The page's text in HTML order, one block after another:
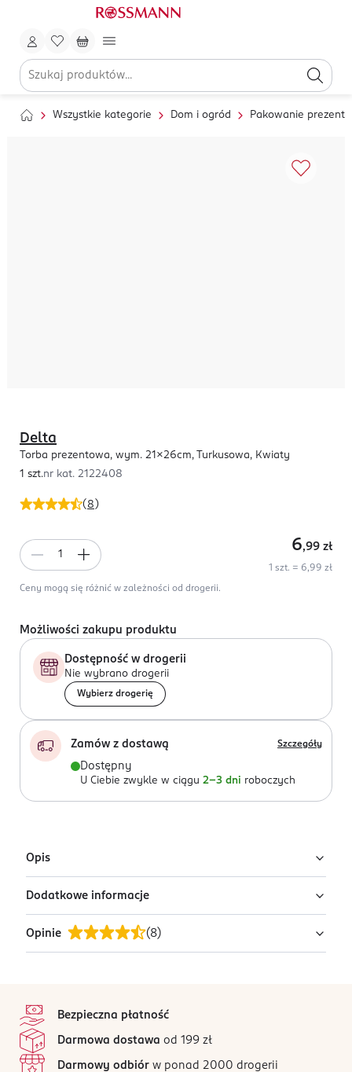
Wszystkie kategorie Dom i ogród Pakowanie
( 8 )
Delta
Torba prezentowa, wym. 21x26cm, Turkusowa, Kwiaty
1 szt.nr kat. 2122408
6,99 zł
1 szt. = 6,99 zł
Ceny mogą się różnić w zależności od drogerii.
Możliwości zakupu produktu
Dostępność w drogerii
Nie wybrano drogerii
Wybierz drogerię
Zamów z dostawą Szczegóły
Dostępny
U Ciebie zwykle w ciągu 2-3 dni roboczych
Opis
Turkusowa torba prezentowa z motywem białych
kwiatów.
Dodatkowe informacje
OSTRZEŻENIA DOTYCZĄCE BEZPIECZEŃSTWA
Torebka nie jest zabawką. Unikać kontaktu z wodą i
PRODUCENT/PODMIOT ODPOWIEDZIALNY
Delta-Graphix Zakład Pracy Chronionej Marian Dreszer
Starodąbrowska 6
33100
Opinie (8)
Wszystkie opinie są zweryfikowane zakupem.
Bezpieczna płatność
Darmowa dostawa od 199 zł
Darmowy odbiór w ponad 2000 drogerii